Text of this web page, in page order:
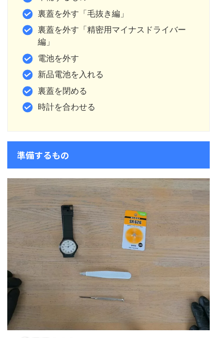
裏蓋を外す「毛抜き編」
裏蓋を外す「精密用マイナスドライバー
編」
電池を外す
新品電池を入れる
裏蓋を閉める
時計を合わせる
準備するもの